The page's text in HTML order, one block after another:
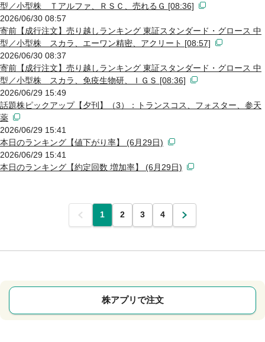
型／小型株 Ｔアルファ、ＲＳＣ、売れるＧ [08:36]
2026/06/30 08:57
寄前【成行注文】売り越しランキング 東証スタンダード・グロース 中
型／小型株 スカラ、エーワン精密、アクリート [08:57]
2026/06/30 08:37
寄前【成行注文】売り越しランキング 東証スタンダード・グロース 中
型／小型株 スカラ、免疫生物研、ＩＧＳ [08:36]
2026/06/29 15:49
話題株ピックアップ【夕刊】（3）：トランスコス、フォスター、参天
薬
2026/06/29 15:41
本日のランキング【値下がり率】 (6月29日)
2026/06/29 15:41
本日のランキング【約定回数 増加率】 (6月29日)
前 1 2 3 4 次
株アプリで注文